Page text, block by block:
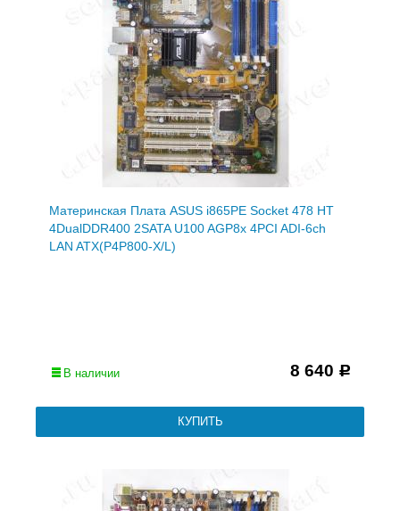
Материнская Плата ASUS i865PE Socket 478 HT
4DualDDR400 2SATA U100 AGP8x 4PCI ADI-6ch
LAN ATX(P4P800-X/L)
В наличии 8 640 Р